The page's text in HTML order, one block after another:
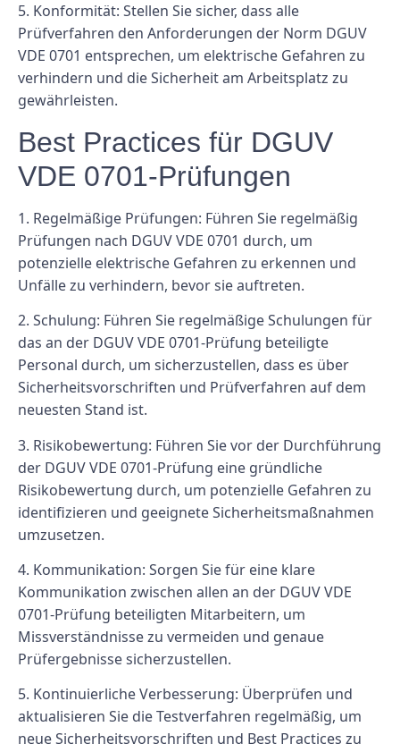
5. Konformität: Stellen Sie sicher, dass alle
Prüfverfahren den Anforderungen der Norm DGUV
VDE 0701 entsprechen, um elektrische Gefahren zu
verhindern und die Sicherheit am Arbeitsplatz zu
gewährleisten.
Best Practices für DGUV
VDE 0701-Prüfungen
1. Regelmäßige Prüfungen: Führen Sie regelmäßig
Prüfungen nach DGUV VDE 0701 durch, um
potenzielle elektrische Gefahren zu erkennen und
Unfälle zu verhindern, bevor sie auftreten.
2. Schulung: Führen Sie regelmäßige Schulungen für
das an der DGUV VDE 0701-Prüfung beteiligte
Personal durch, um sicherzustellen, dass es über
Sicherheitsvorschriften und Prüfverfahren auf dem
neuesten Stand ist.
3. Risikobewertung: Führen Sie vor der Durchführung
der DGUV VDE 0701-Prüfung eine gründliche
Risikobewertung durch, um potenzielle Gefahren zu
identifizieren und geeignete Sicherheitsmaßnahmen
umzusetzen.
4. Kommunikation: Sorgen Sie für eine klare
Kommunikation zwischen allen an der DGUV VDE
0701-Prüfung beteiligten Mitarbeitern, um
Missverständnisse zu vermeiden und genaue
Prüfergebnisse sicherzustellen.
5. Kontinuierliche Verbesserung: Überprüfen und
aktualisieren Sie die Testverfahren regelmäßig, um
neue Sicherheitsvorschriften und Best Practices zu